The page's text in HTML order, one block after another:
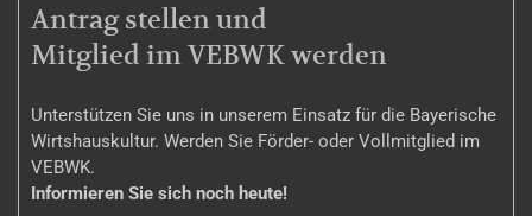
MITGLIEDSCHAFT
Antrag stellen und
Mitglied im VEBWK werden
Unterstützen Sie uns in unserem Einsatz für die Bayerische
Wirtshauskultur. Werden Sie Förder- oder Vollmitglied im
VEBWK.
Informieren Sie sich noch heute!